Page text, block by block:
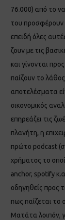
76.000) από το
του προσφέρουν
επειδή όλες
ζουν με τις
και γίνονται
παίζουν το
αποτελέσματα
οικονομικός
επηρεάζει τις
πλανήτη, η
πρώτο podcast
χρήματος το
anchor, spotify
οδηγηθείς προς
πως παίζεται το
Ματάτα λοιπόν,